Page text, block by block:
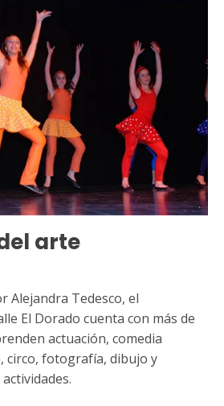
arte
Alejandra Tedesco, el
El Dorado cuenta con más de
actuación, comedia
circo, fotografía, dibujo y